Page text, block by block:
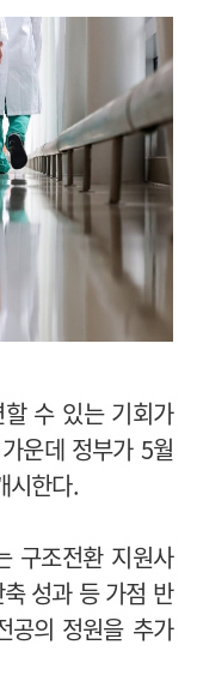
수 있는 기회가
운데 정부가 5월
시한다.
구조전환 지원사
성과 등 가점 반
공의 정원을 추가